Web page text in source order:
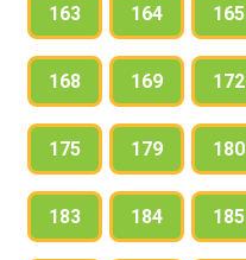
163 164 165
168 169 172
175 179 180
183 184 185